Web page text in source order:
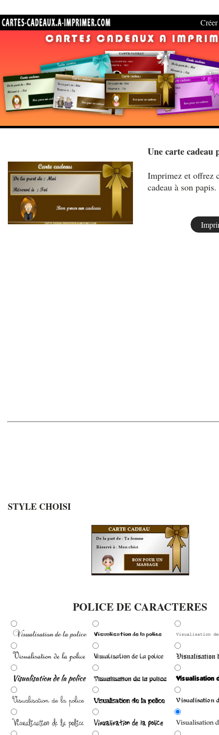
Créer
Une carte cadeau
Imprimez et offrez
cadeau à son papis.
STYLE CHOISI
POLICE DE CARACTERES